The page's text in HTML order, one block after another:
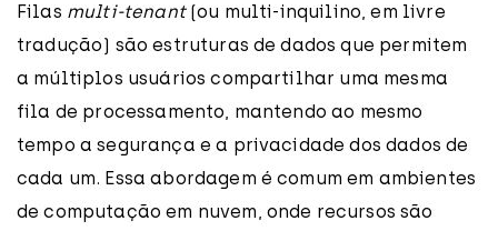
Filas multi-tenant(ou multi-inquilino, em livre
tradução) são estruturas de dados que permitem
a múltiplos usuários compartilhar uma mesma
fila de processamento, mantendo ao mesmo
tempo a segurança e a privacidade dos dados de
cada um. Essa abordagem é comum em ambientes
de computação em nuvem, onde recursos são